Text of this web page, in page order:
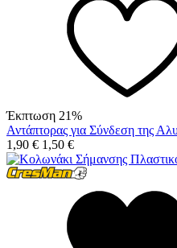
Έκπτωση 21%
Αντάπτορας για Σύνδεση της
1,90 € 1,50 €